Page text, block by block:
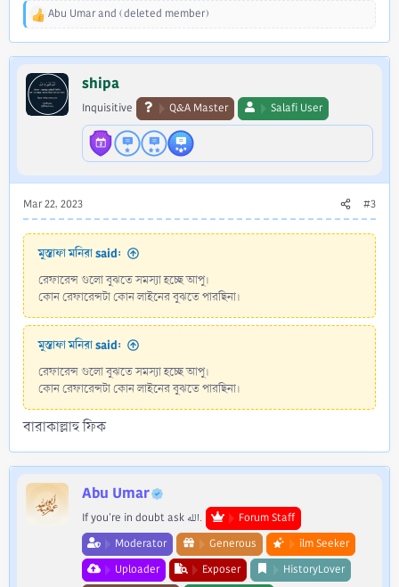
R
a
t
i
o
Abu Umarand (deleted member)
shipa
Inquisitive Q&A Master Salafi User
Mar 22, 2023 #3
মুস্তাফা মনিরা said:
রেফারেন্স গুলো বুঝতে সমস্যা হচ্ছে আপু।
কোন রেফারেন্সটা কোন লাইনের বুঝতে পারছিনা।
মুস্তাফা মনিরা said:
রেফারেন্স গুলো বুঝতে সমস্যা হচ্ছে আপু।
কোন রেফারেন্সটা কোন লাইনের বুঝতে পারছিনা।
বারাকাল্লাহু ফিক
Abu Umar
If you're in doubt ask الله.
Forum Staff
Moderator
Generous
ilm Seeker
Uploader
Exposer
HistoryLover